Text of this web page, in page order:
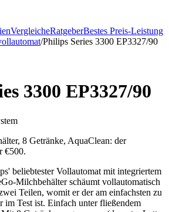
VergleicheRatgeberBestes Preis-Leistung
/Philips Series 3300 EP3327/90
3300 EP3327/90
8 Getränke, AquaClean: der
€500.
beliebtester Vollautomat mit integriertem
Milchbehälter schäumt vollautomatisch
Teilen, womit er der am einfachsten zu
im Test ist. Einfach unter fließendem